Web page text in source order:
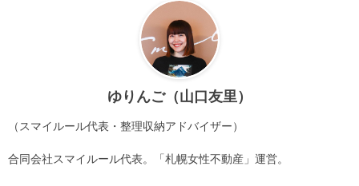
ゆりんご（山口友里）
（スマイルール代表・整理収納アドバイザー）
合同会社スマイルール代表。「札幌女性不動産」運営。